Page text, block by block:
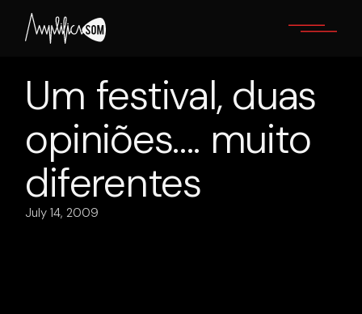
content
Um festival, duas
opiniões…. muito
diferentes
July 14, 2009